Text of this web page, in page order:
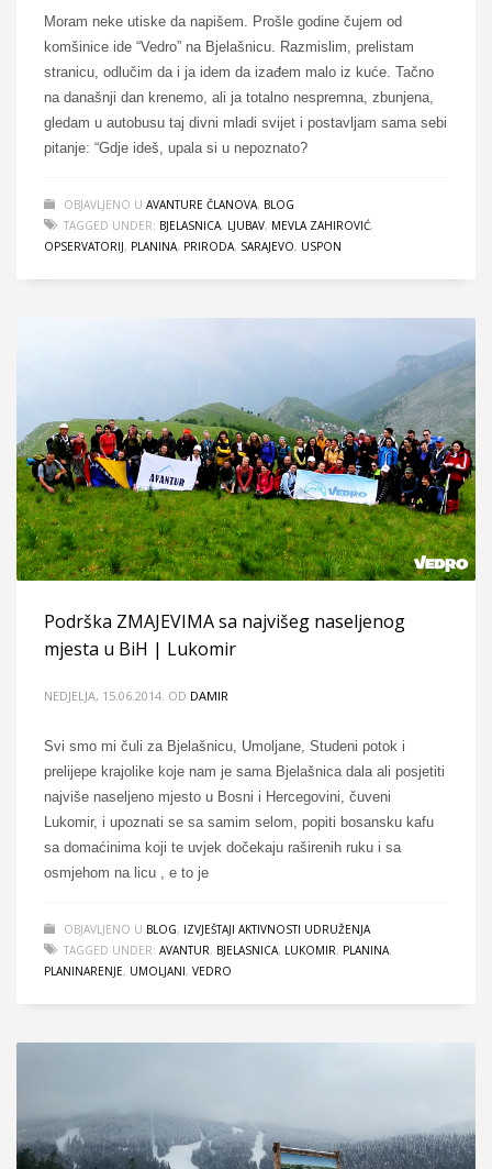
Moram neke utiske da napišem. Prošle godine čujem od
komšinice ide “Vedro” na Bjelašnicu. Razmislim, prelistam
stranicu, odlučim da i ja idem da izađem malo iz kuće. Tačno
na današnji dan krenemo, ali ja totalno nespremna, zbunjena,
gledam u autobusu taj divni mladi svijet i postavljam sama sebi
pitanje: “Gdje ideš, upala si u nepoznato?
OBJAVLJENO U AVANTURE ČLANOVA, BLOG
TAGGED UNDER: BJELASNICA, LJUBAV, MEVLA ZAHIROVIĆ,
OPSERVATORIJ, PLANINA, PRIRODA, SARAJEVO, USPON
Podrška ZMAJEVIMA sa najvišeg naseljenog
mjesta u BiH | Lukomir
NEDJELJA, 15.06.2014. OD DAMIR
Svi smo mi čuli za Bjelašnicu, Umoljane, Studeni potok i
prelijepe krajolike koje nam je sama Bjelašnica dala ali posjetiti
najviše naseljeno mjesto u Bosni i Hercegovini, čuveni
Lukomir, i upoznati se sa samim selom, popiti bosansku kafu
sa domaćinima koji te uvjek dočekaju raširenih ruku i sa
osmjehom na licu , e to je
OBJAVLJENO U BLOG, IZVJEŠTAJI AKTIVNOSTI UDRUŽENJA
TAGGED UNDER: AVANTUR, BJELASNICA, LUKOMIR, PLANINA,
PLANINARENJE, UMOLJANI, VEDRO